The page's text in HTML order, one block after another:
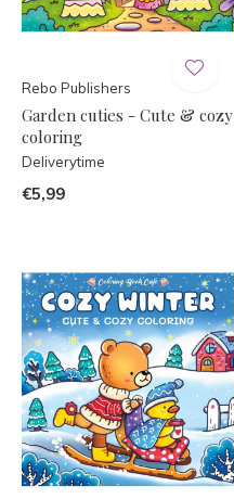
Rebo Publishers
Garden cuties - Cute & cozy
coloring
Deliverytime
€5,99